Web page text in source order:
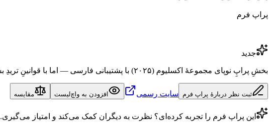
پراپ فرم
جدید
بخشِ پراپِ نوپای مجموعهٔ اکسلیوم (۲۰۲۵) با پشتیبانی فارسی — اما با قوانینِ تریدِ بسیار سخت‌گیرانه و بدونِ سابقهٔ پرداخت.
ثبت نظر دربارهٔ پراپ فرم سایت رسمی افزودن به واچ‌لیست مقایسه
این پراپ فرم را تجربه کرده‌ای؟ نظرت به دیگران کمک می‌کند و امتیاز می‌گیری.